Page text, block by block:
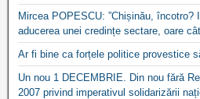
Mircea POPESCU: ”Chișinău, încotro?
aducerea unei credințe sectare, oare
Ar fi bine ca forțele politice provestice
Un nou 1 DECEMBRIE. Din nou fără
2007 privind imperativul solidarizării